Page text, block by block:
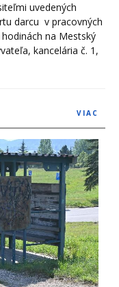
uvedených
darcu v pracovných
na Mestský
kancelária č. 1,
VIAC